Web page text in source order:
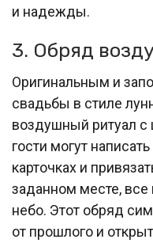
и надежды.
3. Обряд
Оригинальным и
свадьбы в стиле
воздушный ритуал
гости могут
карточках и
заданном месте,
небо. Этот обряд
от прошлого и